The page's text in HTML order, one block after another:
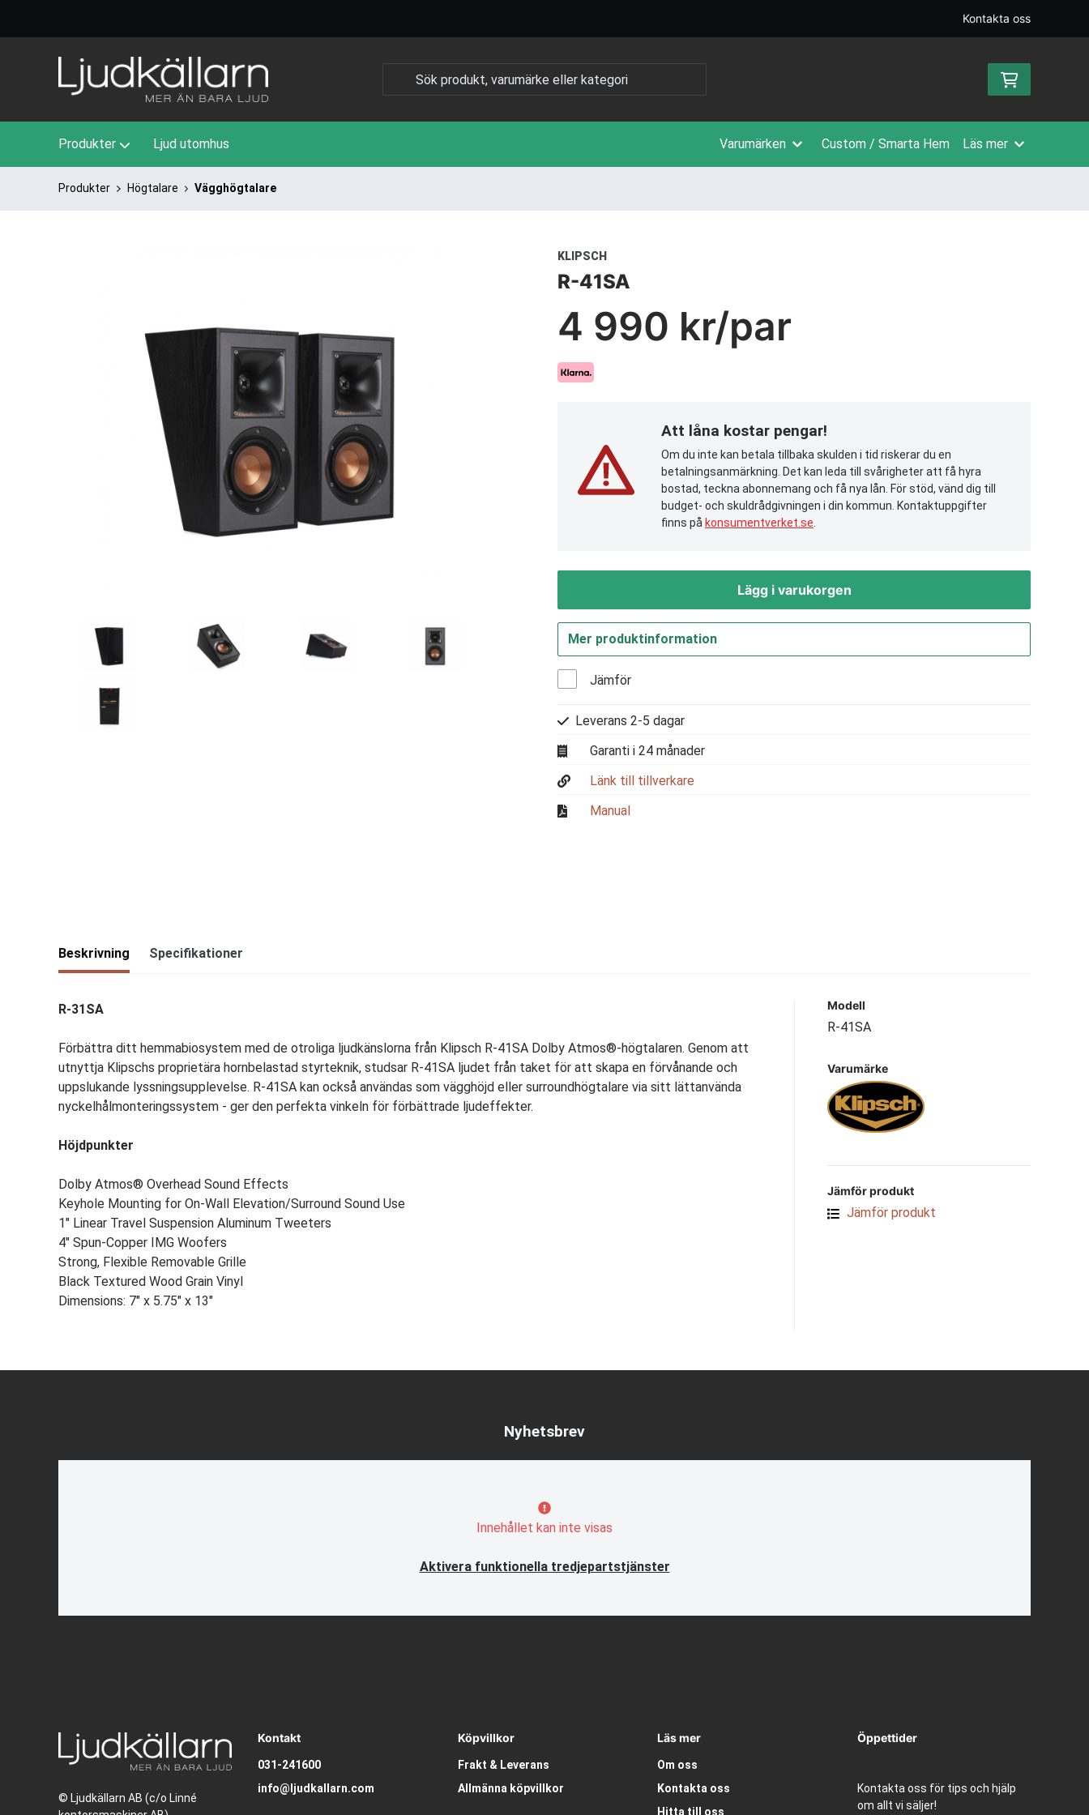
Kontakta oss
Produkter Ljud utomhus Varumärken Custom / Smarta Hem Läs mer
Produkter Högtalare Vägghögtalare
KLIPSCH
R-41SA
4 990 kr/par
Att låna kostar pengar!
Om du inte kan betala tillbaka skulden i tid riskerar du en
betalningsanmärkning. Det kan leda till svårigheter att få hyra
bostad, teckna abonnemang och få nya lån. För stöd, vänd dig till
budget- och skuldrådgivningen i din kommun. Kontaktuppgifter
finns på konsumentverket.se
Lägg i varukorgen
Mer produktinformation
Jämför
Leverans 2-5 dagar
Garanti i 24 månader
Länk till tillverkare
Manual
Beskrivning Specifikationer
R-31SA
Förbättra ditt hemmabiosystem med de otroliga ljudkänslorna från Klipsch R-41SA Dolby Atmos®-högtalaren. Genom att
utnyttja Klipschs proprietära hornbelastad styrteknik, studsar R-41SA ljudet från taket för att skapa en förvånande och
uppslukande lyssningsupplevelse. R-41SA kan också användas som vägghöjd eller surroundhögtalare via sitt lättanvända
nyckelhålmonteringssystem - ger den perfekta vinkeln för förbättrade ljudeffekter.
Höjdpunkter
Dolby Atmos® Overhead Sound Effects
Keyhole Mounting for On-Wall Elevation/Surround Sound Use
1" Linear Travel Suspension Aluminum Tweeters
4" Spun-Copper IMG Woofers
Strong, Flexible Removable Grille
Black Textured Wood Grain Vinyl
Dimensions: 7" x 5.75" x 13"
Modell
R-41SA
Varumärke
Jämför produkt
Jämför produkt
Nyhetsbrev
Innehållet kan inte visas
Aktivera funktionella tredjepartstjänster
© Ljudkällarn AB (c/o Linné
Kontakt
031-241600
info@ljudkallarn.com
Köpvillkor
Frakt & Leverans
Allmänna köpvillkor
Läs mer
Om oss
Kontakta oss
Hitta till oss
Öppettider
Kontakta oss för tips och hjälp
om allt vi säljer!